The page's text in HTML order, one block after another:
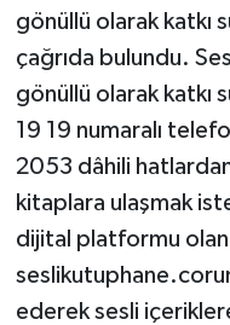
gönüllü olarak katkı
çağrıda bulundu.
gönüllü olarak katkı
19 19 numaralı
2053 dâhili
kitaplara ulaşmak
dijital platformu olan
ederek sesli